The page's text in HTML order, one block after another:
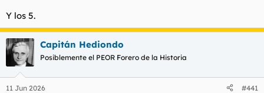
Y los 5.
Capitán Hediondo
Posiblemente el PEOR Forero de la Historia
11 Jun 2026 #441